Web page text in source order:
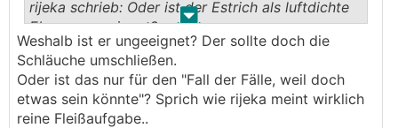
. .
rijeka schrieb: Oder ist der Estrich als luftdichte
Ebene ungeeignet?
───────────────
Ist er (also ungeeignet)
Weshalb ist er ungeeignet? Der sollte doch die
Schläuche umschließen.
Oder ist das nur für den "Fall der Fälle, weil doch
etwas sein könnte"? Sprich wie rijeka meint wirklich
reine Fleißaufgabe..